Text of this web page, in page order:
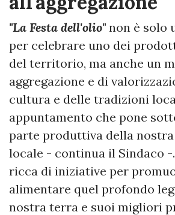
"La Festa dell'olio" non è solo
per celebrare uno dei
del territorio, ma anche un
aggregazione e di
cultura e delle tradizioni
appuntamento che pone
parte produttiva della
locale - continua il Sindaco -
ricca di iniziative per
alimentare quel profondo
nostra terra e suoi migliori